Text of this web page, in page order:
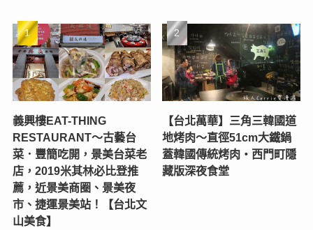
義興樓EAT-THING
RESTAURANT〜古藝台
菜．豐簡吃開，景美台菜老
店，2019米其林必比登推
薦，近景美商圈、景美夜
市、捷運景美站！【台北文
山美食】
【台北萬華】三角三韓國道
地烤肉～直徑51cm大鐵鍋
蓋韓國傳統烤肉‧西門町隱
藏版深夜食堂